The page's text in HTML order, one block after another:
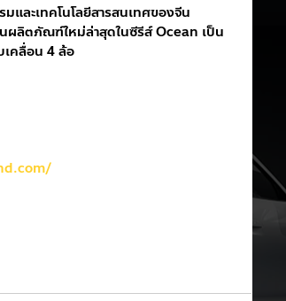
และเทคโนโลยีสารสนเทศของจีน
ผลิตภัณฑ์ใหม่ล่าสุดในซีรีส์ Ocean เป็น
คลื่อน 4 ล้อ